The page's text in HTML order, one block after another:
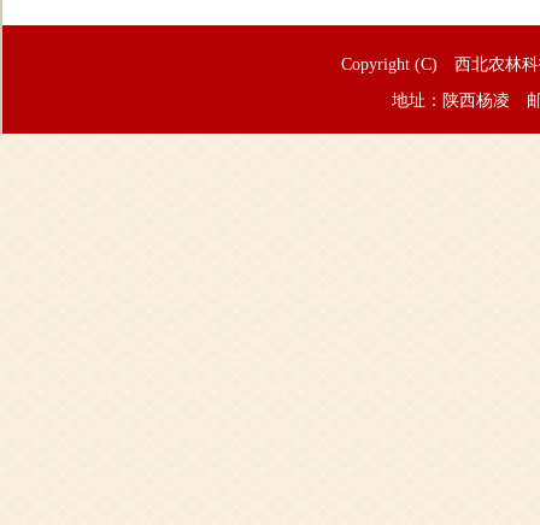
Copyright (C) 西北农林
地址：陕西杨凌